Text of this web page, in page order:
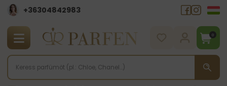
+36304842983
0